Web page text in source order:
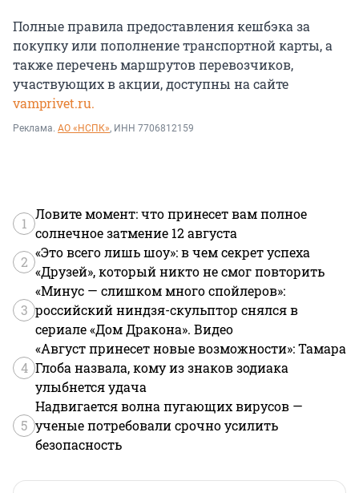
Полные правила предоставления кешбэка за
покупку или пополнение транспортной карты, а
также перечень маршрутов перевозчиков,
участвующих в акции, доступны на сайте
vamprivet.ru.
Реклама. АО «НСПК», ИНН 7706812159
1
Ловите момент: что принесет вам полное
солнечное затмение 12 августа
2
«Это всего лишь шоу»: в чем секрет успеха
«Друзей», который никто не смог повторить
3
«Минус — слишком много спойлеров»:
российский ниндзя-скульптор снялся в
сериале «Дом Дракона». Видео
4
«Август принесет новые возможности»: Тамара
Глоба назвала, кому из знаков зодиака
улыбнется удача
5
Надвигается волна пугающих вирусов —
ученые потребовали срочно усилить
безопасность